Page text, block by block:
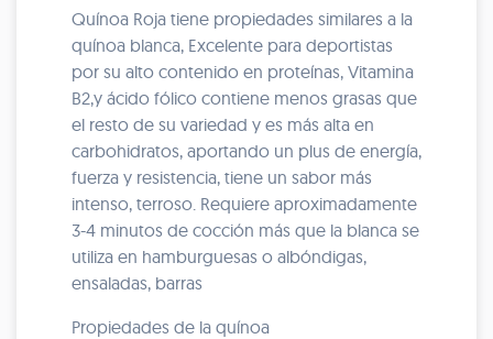
Quínoa Roja tiene propiedades similares a la
quínoa blanca, Excelente para deportistas
por su alto contenido en proteínas, Vitamina
B2,y ácido fólico contiene menos grasas que
el resto de su variedad y es más alta en
carbohidratos, aportando un plus de energía,
fuerza y resistencia, tiene un sabor más
intenso, terroso. Requiere aproximadamente
3-4 minutos de cocción más que la blanca se
utiliza en hamburguesas o albóndigas,
ensaladas, barras
Propiedades de la quínoa